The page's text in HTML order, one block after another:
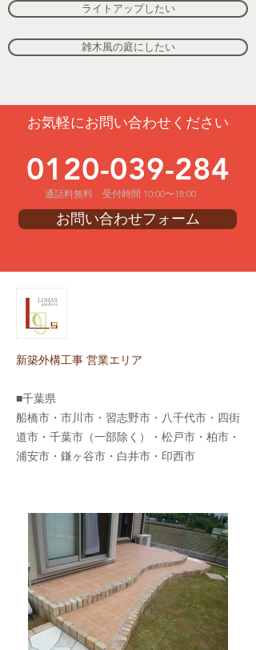
ライトアップしたい
雑木風の庭にしたい
お気軽にお問い合わせください
0120-039-284
通話料無料 受付時間 10:00〜18:00
お問い合わせフォーム
新築外構工事 営業エリア
■千葉県
船橋市・市川市・習志野市・八千代市・四街
道市・千葉市（一部除く）・松戸市・柏市・
浦安市・鎌ヶ谷市・白井市・印西市